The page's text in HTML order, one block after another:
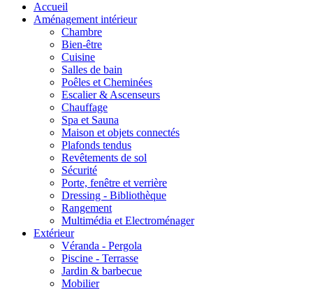
Accueil
Aménagement intérieur
Chambre
Bien-être
Cuisine
Salles de bain
Poêles et Cheminées
Escalier & Ascenseurs
Chauffage
Spa et Sauna
Maison et objets connectés
Plafonds tendus
Revêtements de sol
Sécurité
Porte, fenêtre et verrière
Dressing - Bibliothèque
Rangement
Multimédia et Electroménager
Extérieur
Véranda - Pergola
Piscine - Terrasse
Jardin & barbecue
Mobilier